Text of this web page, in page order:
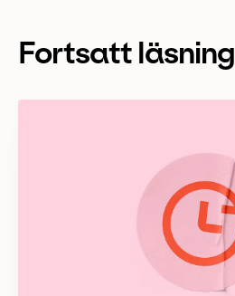
Fortsatt läsning